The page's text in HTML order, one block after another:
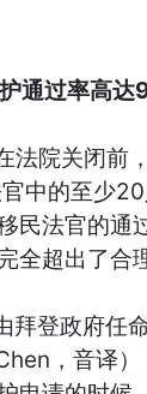
通过率高达
院关闭前
中的至少
民法官的通
全超出了合
登政府任
，音译）